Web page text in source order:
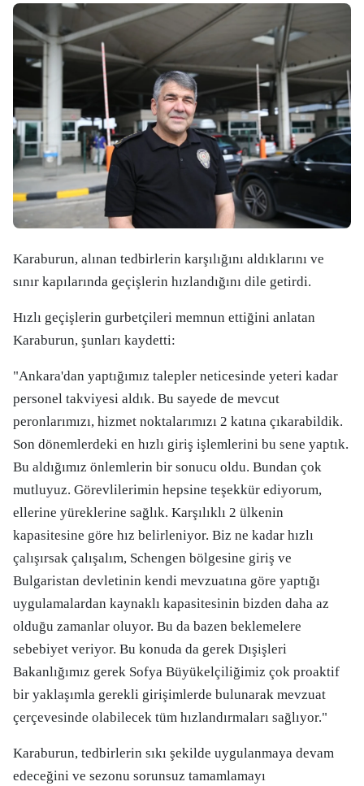
Karaburun, alınan tedbirlerin karşılığını aldıklarını ve
sınır kapılarında geçişlerin hızlandığını dile getirdi.
Hızlı geçişlerin gurbetçileri memnun ettiğini anlatan
Karaburun, şunları kaydetti:
"Ankara'dan yaptığımız talepler neticesinde yeteri kadar
personel takviyesi aldık. Bu sayede de mevcut
peronlarımızı, hizmet noktalarımızı 2 katına çıkarabildik.
Son dönemlerdeki en hızlı giriş işlemlerini bu sene yaptık.
Bu aldığımız önlemlerin bir sonucu oldu. Bundan çok
mutluyuz. Görevlilerimin hepsine teşekkür ediyorum,
ellerine yüreklerine sağlık. Karşılıklı 2 ülkenin
kapasitesine göre hız belirleniyor. Biz ne kadar hızlı
çalışırsak çalışalım, Schengen bölgesine giriş ve
Bulgaristan devletinin kendi mevzuatına göre yaptığı
uygulamalardan kaynaklı kapasitesinin bizden daha az
olduğu zamanlar oluyor. Bu da bazen beklemelere
sebebiyet veriyor. Bu konuda da gerek Dışişleri
Bakanlığımız gerek Sofya Büyükelçiliğimiz çok proaktif
bir yaklaşımla gerekli girişimlerde bulunarak mevzuat
çerçevesinde olabilecek tüm hızlandırmaları sağlıyor."
Karaburun, tedbirlerin sıkı şekilde uygulanmaya devam
edeceğini ve sezonu sorunsuz tamamlamayı